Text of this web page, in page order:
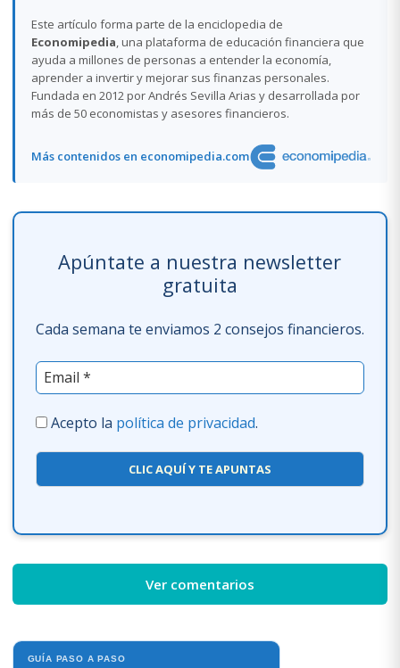
Este artículo forma parte de la enciclopedia de
Economipedia, una plataforma de educación financiera que
ayuda a millones de personas a entender la economía,
aprender a invertir y mejorar sus finanzas personales.
Fundada en 2012 por Andrés Sevilla Arias y desarrollada por
más de 50 economistas y asesores financieros.
Más contenidos en economipedia.com
Apúntate a nuestra newsletter
gratuita
Cada semana te enviamos 2 consejos financieros.
Acepto la política de privacidad.
CLIC AQUÍ Y TE APUNTAS
Ver comentarios
GUÍA PASO A PASO